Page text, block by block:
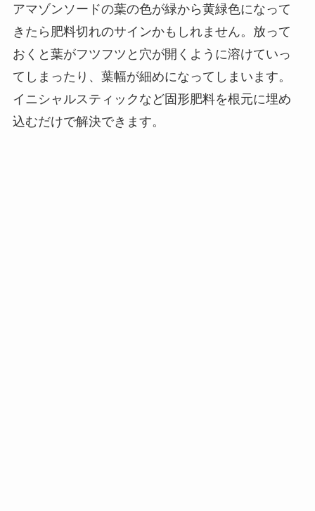
アマゾンソードの葉の色が緑から黄緑色になって
きたら肥料切れのサインかもしれません。放って
おくと葉がフツフツと穴が開くように溶けていっ
てしまったり、葉幅が細めになってしまいます。
イニシャルスティックなど固形肥料を根元に埋め
込むだけで解決できます。